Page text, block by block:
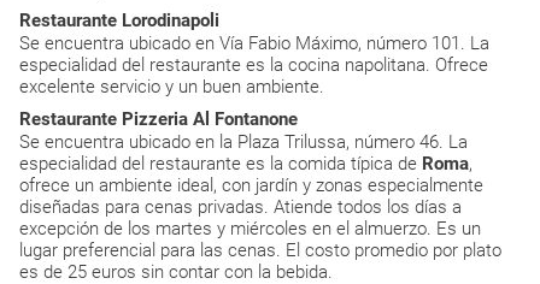
Restaurante Lorodinapoli
Se encuentra ubicado en Vía Fabio Máximo, número 101. La
especialidad del restaurante es la cocina napolitana. Ofrece
excelente servicio y un buen ambiente.
Restaurante Pizzeria Al Fontanone
Se encuentra ubicado en la Plaza Trilussa, número 46. La
especialidad del restaurante es la comida típica de Roma,
ofrece un ambiente ideal, con jardín y zonas especialmente
diseñadas para cenas privadas. Atiende todos los días a
excepción de los martes y miércoles en el almuerzo. Es un
lugar preferencial para las cenas. El costo promedio por plato
es de 25 euros sin contar con la bebida.